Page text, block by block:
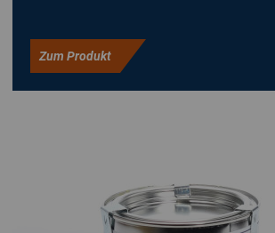
Zum Produkt